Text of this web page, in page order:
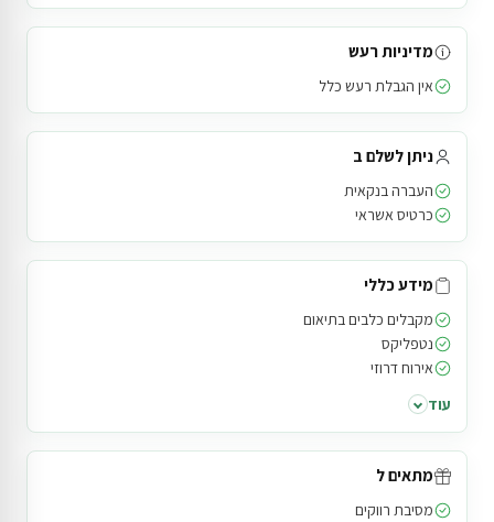
מדיניות רעש
אין הגבלת רעש כלל
ניתן לשלם ב
העברה בנקאית
כרטיס אשראי
מידע כללי
מקבלים כלבים בתיאום
נטפליקס
אירוח דרוזי
עוד
מתאים ל
מסיבת רווקים